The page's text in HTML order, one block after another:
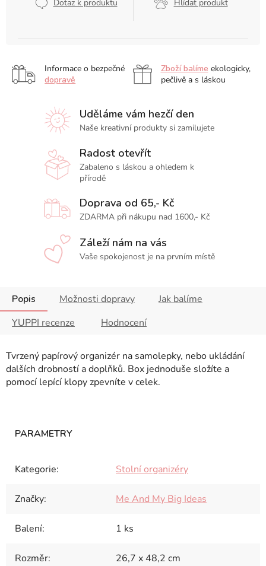
Dotaz k produktu Hlídat produkt
Informace o bezpečné
dopravě
Zboží balíme ekologicky,
pečlivě a s láskou
Uděláme vám hezčí den
Naše kreativní produkty si zamilujete
Radost otevřít
Zabaleno s láskou a ohledem k
přírodě
Doprava od 65,- Kč
ZDARMA při nákupu nad 1600,- Kč
Záleží nám na vás
Vaše spokojenost je na prvním místě
Popis Možnosti dopravy
Jak balíme
YUPPI recenze
Hodnocení
Tvrzený papírový organizér na samolepky, nebo ukládání
dalších drobností a doplňků. Box jednoduše složíte a
pomocí lepící klopy zpevníte v celek.
Kategorie: Stolní organizéry
Značky: Me And My Big Ideas
Balení: 1 ks
Rozměr: 26,7 x 48,2 cm